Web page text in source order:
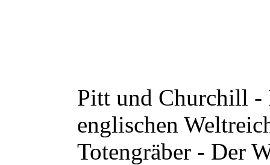
Pitt und Churchill -
englischen
Totengräber - Der